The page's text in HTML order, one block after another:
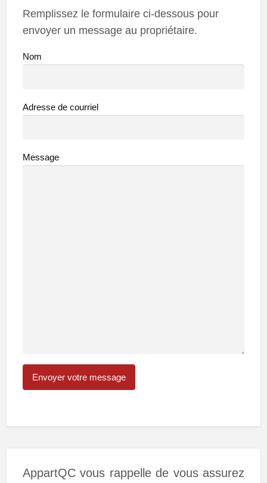
Remplissez le formulaire ci-dessous pour
envoyer un message au propriétaire.
Nom
Adresse de courriel
Message
AppartQC vous rappelle de vous assurez